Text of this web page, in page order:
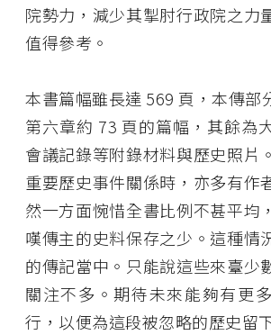
院勢力，減少其掣肘行政院之力
值得參考。
本書篇幅雖長達 569 頁，本傳部
第六章約 73 頁的篇幅，其餘為
會議記錄等附錄材料與歷史照片
重要歷史事件關係時，亦多有作
然一方面惋惜全書比例不甚平均
嘆傳主的史料保存之少。這種情
的傳記當中。只能說這些來臺少
關注不多。期待未來能夠有更
行，以便為這段被忽略的歷史留